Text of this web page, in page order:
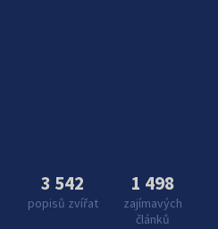
3 542
popisů zvířat
1 498
zajímavých
článků